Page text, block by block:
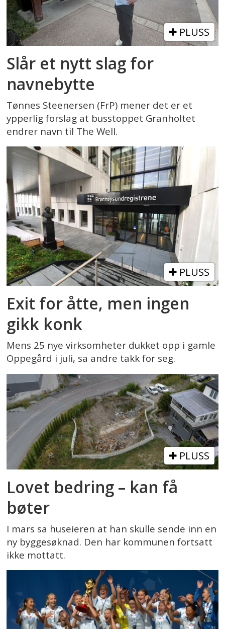
PLUSS
Slår et nytt slag for
navnebytte
Tønnes Steenersen (FrP) mener det er et
ypperlig forslag at busstoppet Granholtet
endrer navn til The Well.
PLUSS
Exit for åtte, men ingen
gikk konk
Mens 25 nye virksomheter dukket opp i gamle
Oppegård i juli, sa andre takk for seg.
PLUSS
Lovet bedring – kan få
bøter
I mars sa huseieren at han skulle sende inn en
ny byggesøknad. Den har kommunen fortsatt
ikke mottatt.